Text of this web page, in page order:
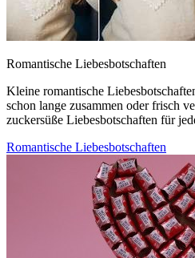
Romantische Liebesbotschaften
Kleine romantische
schon lange zusammen oder frisch
zuckersüße Liebesbotschaften für
Romantische Liebesbotschaften